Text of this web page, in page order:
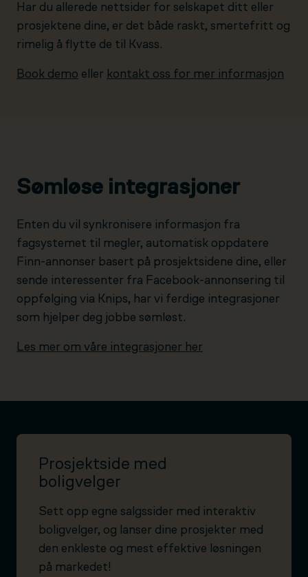
Har du allerede nettsider for selskapet ditt eller
prosjektene dine, er det både raskt, smertefritt og
rimelig å flytte de til Kvass.
Book demo eller kontakt oss for mer informasjon
Sømløse integrasjoner
Enten du vil synkronisere informasjon fra
fagsystemet til megler, automatisk oppdatere
Finn-annonser basert på prosjektsidene dine, eller
sende interessenter fra Facebook-annonsering til
oppfølging via Knips, har vi ferdige integrasjoner
som hjelper deg jobbe sømløst.
Les mer om våre integrasjoner her
Prosjektside med
boligvelger
Sett opp egne salgssider med interaktiv
boligvelger, og lanser dine prosjekter med
den enkleste og mest effektive løsningen
på markedet!